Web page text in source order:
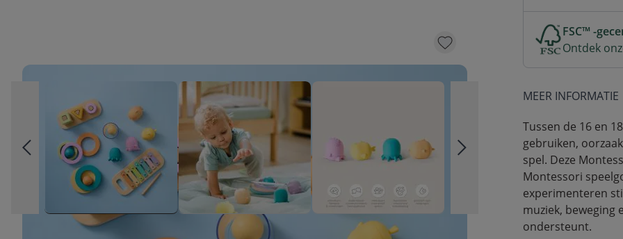
FSC™ -
Ontdek
MEER INFORMATIE
Tussen de 16 en
gebruiken,
spel. Deze
Montessori
experimenteren
muziek, beweging
ondersteunt.